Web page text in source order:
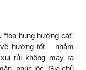
hung hướng cát”
hướng tốt – nhằm
rủi không may ra